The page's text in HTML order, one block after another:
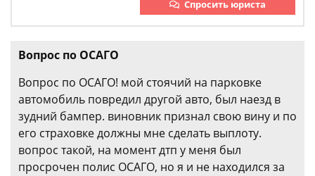
Спросить юриста
Вопрос по ОСАГО
Вопрос по ОСАГО! мой стоячий на парковке
автомобиль повредил другой авто, был наезд в
зудний бампер. виновник признал свою вину и по
его страховке должны мне сделать выплоту.
вопрос такой, на момент дтп у меня был
просрочен полис ОСАГО, но я и не находился за